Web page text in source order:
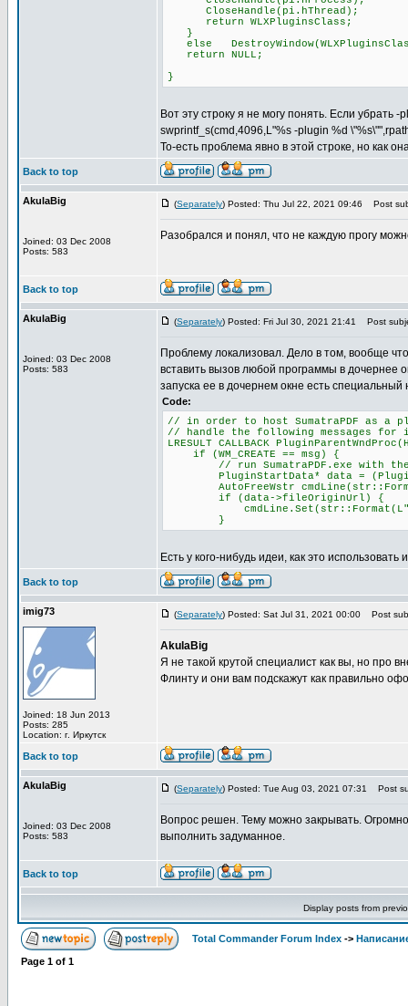
CloseHandle(pi.hThread);
return WLXPluginsClass;
}
else
return NULL;
}
Вот эту строку я не могу понять. Если убрать
swprintf_s(cmd,4096,L"%s -plugin %d
То-есть проблема явно в этой строке, но как
Back to top
AkulaBig
Joined: 03 Dec 2008
Posts: 583
(Separately) Posted: Thu Jul 22, 2021 09:46 Post
Разобрался и понял, что не каждую прогу
Back to top
AkulaBig
Joined: 03 Dec 2008
Posts: 583
(Separately) Posted: Fri Jul 30, 2021 21:41 Post
Проблему локализовал. Дело в том, вообще
вставить вызов любой программы в дочернее
запуска ее в дочернем окне есть
Code:
// in order to host SumatraPDF as a
// handle the following messages
LRESULT CALLBACK
if (WM_CREATE == msg) {
// run SumatraPDF.exe with the -
PluginStartData* data =
AutoFreeWstr
if (data->fileOriginUrl) {
cmdLine.Set(str::Format(L"-
}
Есть у кого-нибудь идеи, как это
Back to top
imig73
Joined: 18 Jun 2013
Posts: 285
Location: г. Иркутск
(Separately) Posted: Sat Jul 31, 2021 00:00 Post
AkulaBig
Я не такой крутой специалист как вы, но про
Флинту и они вам подскажут как правильно
Back to top
AkulaBig
Joined: 03 Dec 2008
Posts: 583
(Separately) Posted: Tue Aug 03, 2021 07:31 Post
Вопрос решен. Тему можно закрывать.
выполнить задуманное.
Back to top
Display posts from
Total Commander Forum Index ->
Page 1 of 1